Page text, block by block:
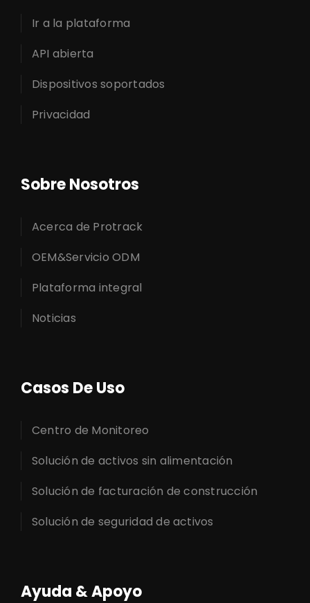
Ir a la plataforma
API abierta
Dispositivos soportados
Privacidad
Sobre Nosotros
Acerca de Protrack
OEM&Servicio ODM
Plataforma integral
Noticias
Casos De Uso
Centro de Monitoreo
Solución de activos sin alimentación
Solución de facturación de construcción
Solución de seguridad de activos
Ayuda & Apoyo